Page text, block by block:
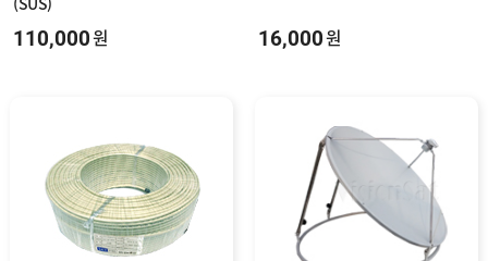
110,000원 16,000원